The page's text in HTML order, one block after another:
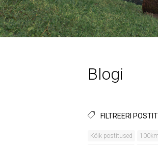
Blogi
FILTREERI
Kõik postitused 100km